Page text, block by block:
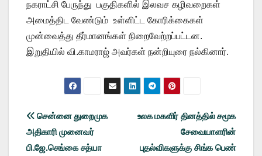
நகராட்சி பேருந்து பகுதிகளில் இலவச கழிவறைகள்
அமைத்திட வேண்டும் உள்ளிட்ட கோரிக்கைகள்
முன்வைத்து தீர்மானங்கள் நிறைவேற்றப்பட்டன.
இறுதியில் வி.காமராஜ் அவர்கள் நன்றியுரை நல்கினார்.
Post
navigation
உலக மகளிர் தினத்தில் சமூக
சேவையாளரின்
புதல்விகளுக்கு சிங்க பெண்
சென்னை துறைமுக
அதிகாரி முனைவர்
பி.ஜே.செங்கை சத்யா